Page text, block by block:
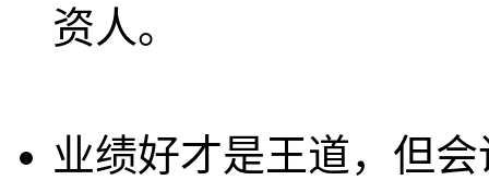
资人。
业绩好才是王道，但